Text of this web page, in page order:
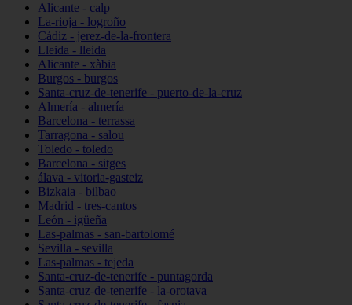
Alicante - calp
La-rioja - logroño
Cádiz - jerez-de-la-frontera
Lleida - lleida
Alicante - xàbia
Burgos - burgos
Santa-cruz-de-tenerife - puerto-de-la-cruz
Almería - almería
Barcelona - terrassa
Tarragona - salou
Toledo - toledo
Barcelona - sitges
álava - vitoria-gasteiz
Bizkaia - bilbao
Madrid - tres-cantos
León - igüeña
Las-palmas - san-bartolomé
Sevilla - sevilla
Las-palmas - tejeda
Santa-cruz-de-tenerife - puntagorda
Santa-cruz-de-tenerife - la-orotava